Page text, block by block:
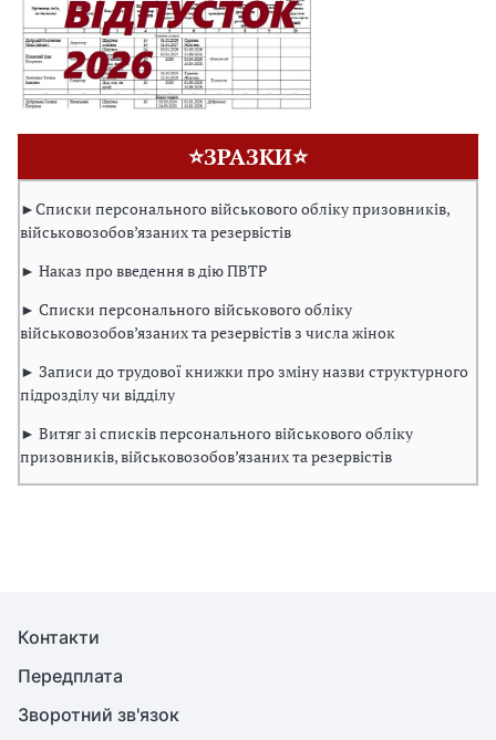
⭐ЗРАЗКИ⭐
►Списки персонального військового обліку призовників,
військовозобов’язаних та резервістів
► Наказ про введення в дію ПВТР
► Списки персонального військового обліку
військовозобов’язаних та резервістів з числа жінок
► Записи до трудової книжки про зміну назви структурного
підрозділу чи відділу
► Витяг зі списків персонального військового обліку
призовників, військовозобов’язаних та резервістів
Контакти
Передплата
Зворотний зв'язок